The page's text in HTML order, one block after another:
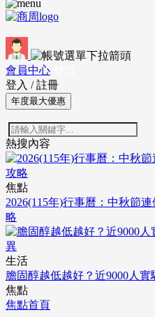
會員中心
登入 / 註冊
年度最大優惠
熱搜內容
焦點
2026(115年)行事曆：中秋節
略
生活
膽固醇越低越好？近9000人
焦點
焦點首頁